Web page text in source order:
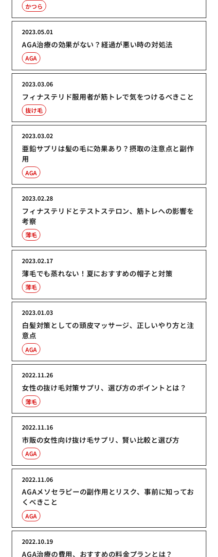
かつら
AGA治療の効果がない？経過が悪い時の対処法
2023.05.01
AGA
フィナステリド服用者が筋トレで気をつけるべきこと
2023.03.06
抜け毛
亜鉛サプリは髪の毛に効果あり？摂取の注意点と副作
用
2023.03.02
AGA
フィナステリドとテストステロン、筋トレへの影響を
考察
2023.02.28
薄毛
薄毛でも蒸れない！夏におすすめの帽子と対策
2023.02.17
薄毛
白髪対策としての頭皮マッサージ、正しいやり方と注
意点
2023.01.03
AGA
女性の抜け毛対策サプリ、選び方のポイントとは？
2022.11.26
薄毛
市販の女性向け抜け毛サプリ、賢い比較と選び方
2022.11.16
AGA
AGAメソセラピーの副作用とリスク、事前に知ってお
くべきこと
2022.11.06
AGA
AGA治療の費用、おすすめの料金プランとは？
2022.10.19